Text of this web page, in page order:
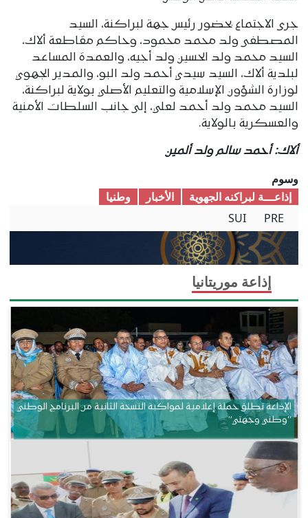
جرى الاجتماع بحضور رئيس جهة لبراكنة، السيد
المصطفى ولد محمد محمود، وحاكم مقاطعة ألاك،
السيد محمد ولد الحسين ولد أجيه، والعمدة المساعد
لبلدية ألاك، السيد سيدي أحمد ولد البو، والمدير الجهوي
لوزارة الشؤون الإسلامية والتعليم الأصلي بولاية لبراكنة،
السيد محمد ولد أحمد لعلي، إلى جانب السلطات الأمنية
والعسكرية بالولاية.
ألاك: أحمد سالم ولد ألمين
وسوم
إذاعـــة لبراكنه الجهوية
الأخبار
وطنیا
PRE
SUI
إذاعة موريتانيا
الإذاعة تطلق حملة إعلامية لمواكبة النسخة الثانية من البرنامج الوطني
“وطني وجهتي”